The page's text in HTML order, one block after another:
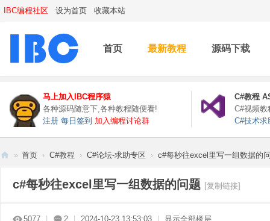
IBC编程社区 设为首页 收藏本站
首页 最新教程 源码下载
马上加入IBC程序猿
各种源码随意下,各种教程随便看!
注册 每日签到 加入编程讨论群
C#教程
C#视频教
C#技术求
» 首页 › C#教程 › C#论坛-求助专区 › c#每秒往excel里写一组数据的
c#每秒往excel里写一组数据的问题 [复制链接]
5077 2 2024-10-23 13:53:03 显示全部楼层